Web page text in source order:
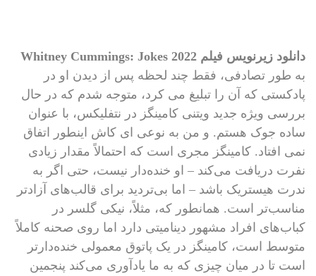
دانلود زیرنویس فیلم Whitney Cummings: Jokes 2022
به طور تصادفی، فقط چند لحظه پس از دیدن او در
پادکستی که آن را تبلیغ می کرد، متوجه شدم که در حال
بررسی ویژه جدید ویتنی کامینگز در نتفلیکس، با عنوان
ساده جوک هستم. و من به نوعی ای کاش اینطور اتفاق
نمی افتاد. کامینگز مجری است که احتمالاً مقدار زیادی
نفرت دریافت می‌کند – او خنده‌دار نیست، حتی اگر به
ندرت هیستریک باشد – اما بی‌تردید برای قالب‌های آزادتر
مناسب‌تر است. همانطور که، مثلاً، نیکی گلسر در
کباب‌های افراد مشهور دینامیتی دارد اما روی صحنه کاملاً
متوسط است، کامینگز در یک پاتوق معمولی خنده‌دارتر
است تا در میان چیزی که به ما یادآوری می‌کند پنجمین